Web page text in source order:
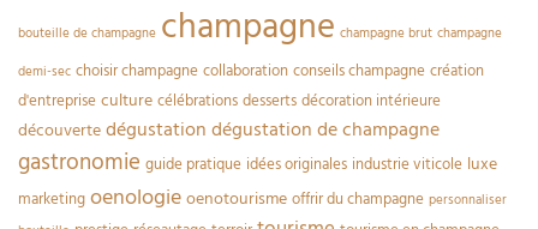
bouteille de champagne champagne champagne brut champagne
demi-sec choisir champagne collaboration conseils champagne création
d'entreprise culture célébrations desserts décoration intérieure
découverte dégustation dégustation de champagne
gastronomie guide pratique idées originales industrie viticole luxe
marketing oenologie oenotourisme offrir du champagne personnaliser